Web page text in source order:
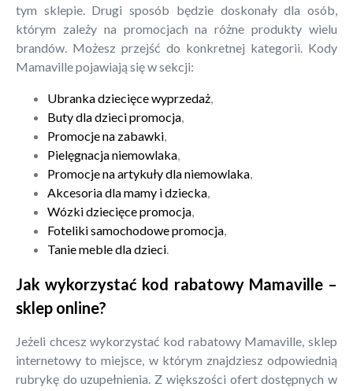
tym sklepie. Drugi sposób będzie doskonały dla osób,
którym zależy na promocjach na różne produkty wielu
brandów. Możesz przejść do konkretnej kategorii. Kody
Mamaville pojawiają się w sekcji:
Ubranka dziecięce wyprzedaż,
Buty dla dzieci promocja,
Promocje na zabawki,
Pielęgnacja niemowlaka,
Promocje na artykuły dla niemowlaka,
Akcesoria dla mamy i dziecka,
Wózki dziecięce promocja,
Foteliki samochodowe promocja,
Tanie meble dla dzieci.
Jak wykorzystać kod rabatowy Mamaville –
sklep online?
Jeżeli chcesz wykorzystać kod rabatowy Mamaville, sklep
internetowy to miejsce, w którym znajdziesz odpowiednią
rubrykę do uzupełnienia. Z większości ofert dostępnych w